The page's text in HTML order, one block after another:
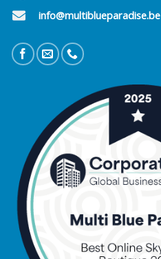
info@multiblueparadise.be